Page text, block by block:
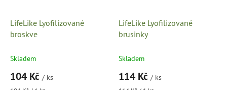
LifeLike Lyofilizované
broskve
Skladem
104 Kč / ks
LifeLike Lyofilizované
brusinky
Skladem
114 Kč / ks